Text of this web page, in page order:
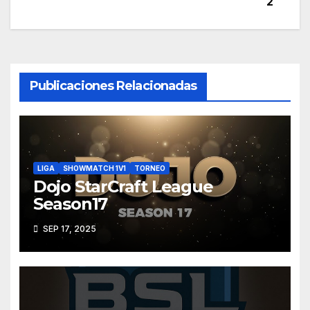
vs Dark 🇧🇴
0:00:00 DPL Cuartos de Final - Terror vs
Dark0:36:58 DPL - TerrOru vs Dark (Cuartos) -
Match 10:56:45 DPL - TerrOru vs Dark
(Cuartos) - Match 21:14:54 DPL - ...
DPL /Fase de grupos
Publicaciones Relacionadas
LIGA SHOWMATCH 1V1 TORNEO
Dojo StarCraft League
Season17
SEP 17, 2025